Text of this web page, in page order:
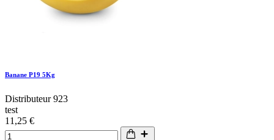
Banane P19 5Kg
Distributeur 923
test
11,25 €